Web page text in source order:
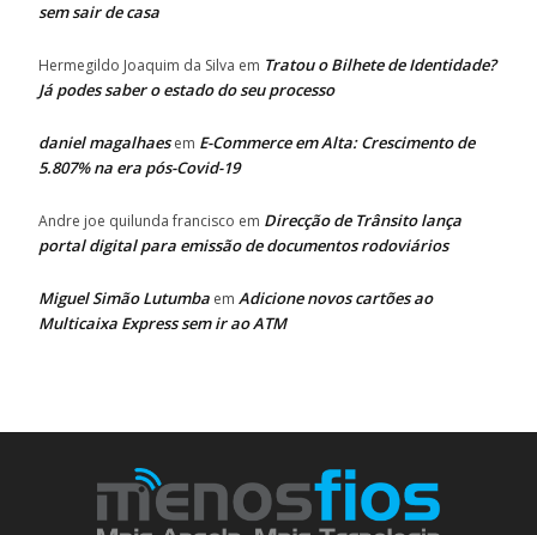
sem sair de casa
Hermegildo Joaquim da Silva em Tratou o Bilhete de Identidade?
Já podes saber o estado do seu processo
daniel magalhaesem E-Commerce em Alta: Crescimento de
5.807% na era pós-Covid-19
Andre joe quilunda francisco em Direcção de Trânsito lança
portal digital para emissão de documentos rodoviários
Miguel Simão Lutumba em Adicione novos cartões ao
Multicaixa Express sem ir ao ATM